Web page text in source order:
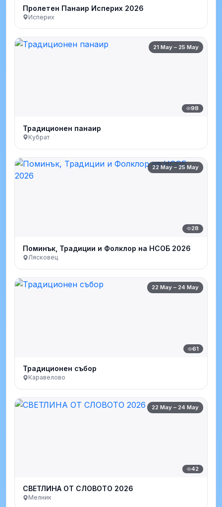
Пролетен Панаир Исперих 2026
Исперих
21 May – 25 May
98
Традиционен панаир
Кубрат
22 May – 25 May
28
Поминък, Традиции и Фолклор на НСОБ 2026
Лясковец
22 May – 24 May
61
Традиционен събор
Каравелово
22 May – 24 May
42
СВЕТЛИНА ОТ СЛОВОТО 2026
Мелник